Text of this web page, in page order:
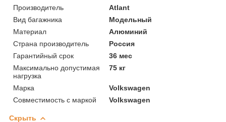
Производитель
Atlant
Вид багажника
Модельный
Материал
Алюминий
Страна производитель
Россия
Гарантийный срок
36 мес
Максимально допустимая
нагрузка
75 кг
Марка
Volkswagen
Совместимость с маркой
Volkswagen
Скрыть